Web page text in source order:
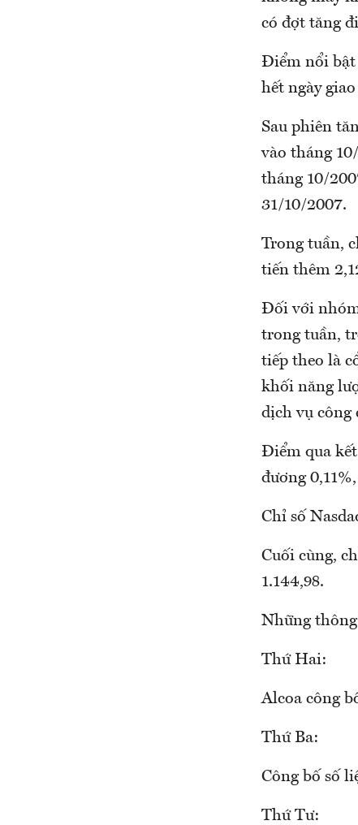
có đợt tăng
Điểm nổi bật
hết ngày
Sau phiên
vào tháng
tháng 10/
31/10/2007.
Trong tuần,
tiến thêm
Đối với nhóm
trong tuần,
tiếp theo là
khối năng
dịch vụ công
Điểm qua kết
đương
Chỉ số
Cuối cùng,
1.144,98.
Những
Thứ Hai:
Alcoa công
Thứ Ba:
Công bố số
Thứ Tư: